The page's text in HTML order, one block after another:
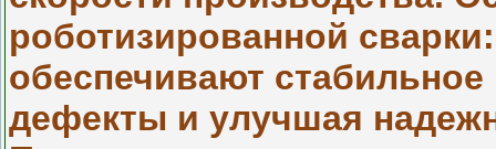
роботизированной
обеспечивают
дефекты и улучшая